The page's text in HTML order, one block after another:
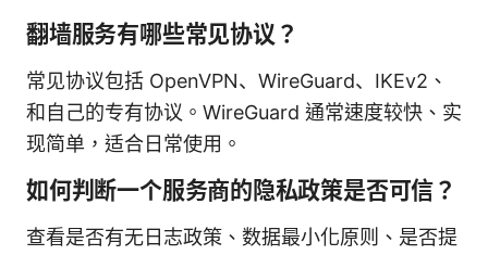
翻墙服务有哪些常见协议？
常见协议包括 OpenVPN、WireGuard、IKEv2、
和自己的专有协议。WireGuard 通常速度较快、实
现简单，适合日常使用。
如何判断一个服务商的隐私政策是否可信？
查看是否有无日志政策、数据最小化原则、是否提